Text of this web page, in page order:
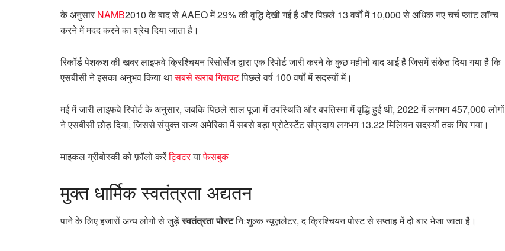
के अनुसार NAMB2010 के बाद से AAEO में 29% की वृद्धि देखी गई है और पिछले 13 वर्षों में 10,000 से अधिक नए चर्च प्लांट लॉन्च
करने में मदद करने का श्रेय दिया जाता है।
रिकॉर्ड पेशकश की खबर लाइफवे क्रिश्चियन रिसोर्सेज द्वारा एक रिपोर्ट जारी करने के कुछ महीनों बाद आई है जिसमें संकेत दिया गया है कि
एसबीसी ने इसका अनुभव किया थासबसे खराब गिरावटपिछले वर्ष 100 वर्षों में सदस्यों में।
मई में जारी लाइफवे रिपोर्ट के अनुसार, जबकि पिछले साल पूजा में उपस्थिति और बपतिस्मा में वृद्धि हुई थी, 2022 में लगभग 457,000 लोगों
ने एसबीसी छोड़ दिया, जिससे संयुक्त राज्य अमेरिका में सबसे बड़ा प्रोटेस्टेंट संप्रदाय लगभग 13.22 मिलियन सदस्यों तक गिर गया।
माइकल ग्रीबोस्की को फ़ॉलो करेंट्विटरयाफेसबुक
मुक्तधार्मिक स्वतंत्रता अद्यतन
पाने के लिए हजारों अन्य लोगों से जुड़ेंस्वतंत्रता पोस्टनिःशुल्क न्यूज़लेटर, द क्रिश्चियन पोस्ट से सप्ताह में दो बार भेजा जाता है।